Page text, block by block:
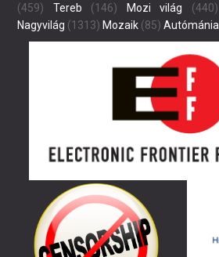
(459)
Tereb (146) Mozi világ (440)
Nagyvilág (1313) Mozaik (85) Autómánia